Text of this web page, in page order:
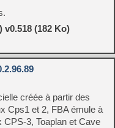
(182 Ko)
créée à partir des
Cps1 et 2, FBA émule à
3, Toaplan et Cave